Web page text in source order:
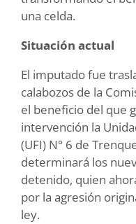
una celda.
Situación actual
El imputado fue
calabozos de la
el beneficio del que
intervención la
(UFI) N° 6 de
determinará los
detenido, quien
por la agresión
ley.